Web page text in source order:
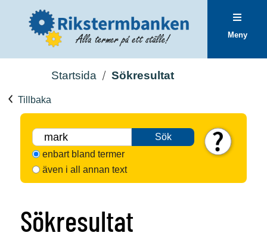
Meny
Startsida Sökresultat
Tillbaka
Sök
enbart bland termer
även i all annan text
Sökresultat